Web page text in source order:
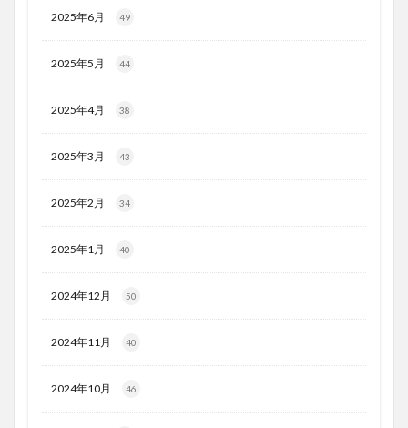
2025年6月 49
2025年5月 44
2025年4月 38
2025年3月 43
2025年2月 34
2025年1月 40
2024年12月 50
2024年11月 40
2024年10月 46